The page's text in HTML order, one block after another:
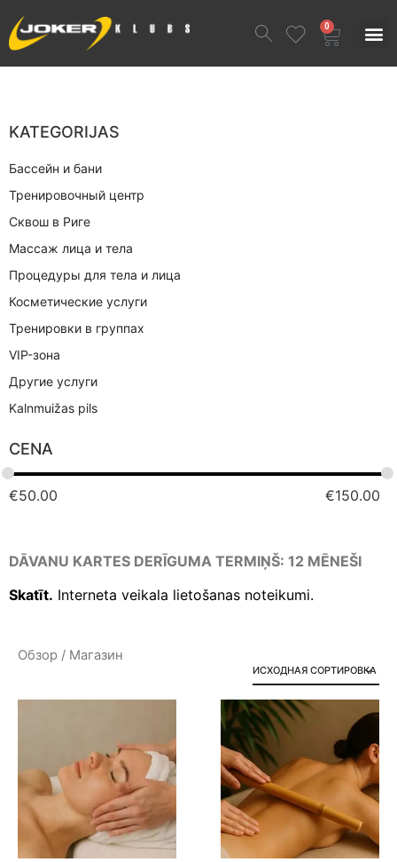
0
KATEGORIJAS
Бассейн и бани
Тренировочный центр
Сквош в Риге
Массаж лица и тела
Процедуры для тела и лица
Косметические услуги
Тренировки в группах
VIP-зона
Другие услуги
Kalnmuižas pils
CENA
€50.00 €150.00
DĀVANU KARTES DERĪGUMA TERMIŅŠ: 12 MĒNEŠI
Skatīt. Interneta veikala lietošanas noteikumi.
Обзор / Магазин